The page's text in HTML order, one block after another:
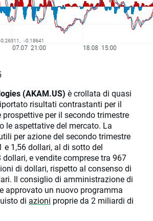
(AKAM.US) è ​​crollata di quasi
risultati contrastanti per il
prospettive per il secondo trimestre
le aspettative del mercato. La
per azione del secondo trimestre
e 1,56 dollari, al di sotto del
e vendite comprese tra 967
di dollari, rispetto al consenso di
Il consiglio di amministrazione di
approvato un nuovo programma
di azioni proprie da 2 miliardi di